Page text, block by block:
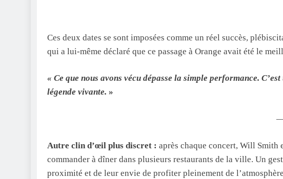
Ces deux dates se sont imposées comme un réel succès,
qui a lui-même déclaré que ce passage à Orange avait été le
« Ce que nous avons vécu dépasse la simple performance.
légende vivante. »
Autre clin d’œil plus discret : après chaque concert, Will Smith
commander à dîner dans plusieurs restaurants de la ville. Un
proximité et de leur envie de profiter pleinement de